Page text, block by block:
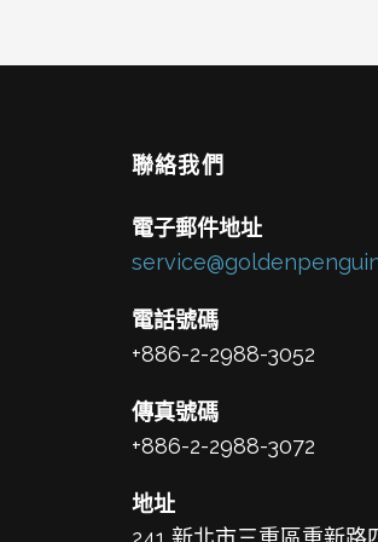
聯絡我們
電子郵件地址
電話號碼
+886-2-2988-3052
傳真號碼
+886-2-2988-3072
地址